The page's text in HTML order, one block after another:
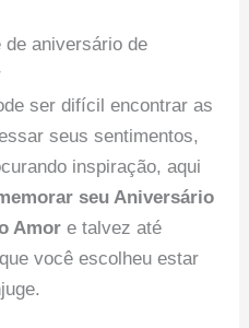
aniversário de
ser difícil encontrar as
seus sentimentos,
inspiração, aqui
seu Aniversário
Amor e talvez até
você escolheu estar